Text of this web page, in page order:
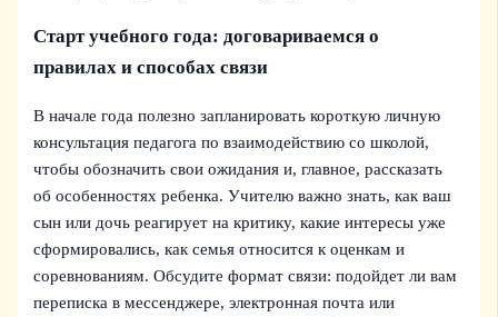
Старт учебного года: договариваемся о
правилах и способах связи
В начале года полезно запланировать короткую личную
консультация педагога по взаимодействию со школой,
чтобы обозначить свои ожидания и, главное, рассказать
об особенностях ребенка. Учителю важно знать, как ваш
сын или дочь реагирует на критику, какие интересы уже
сформировались, как семья относится к оценкам и
соревнованиям. Обсудите формат связи: подойдет ли вам
переписка в мессенджере, электронная почта или